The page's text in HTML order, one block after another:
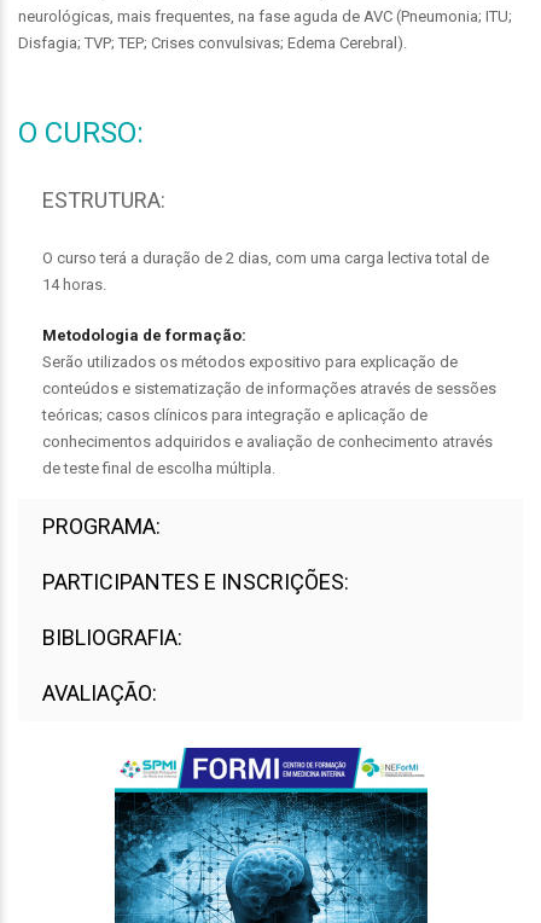
neurológicas, mais frequentes, na fase aguda de AVC (Pneumonia; ITU;
Disfagia; TVP; TEP; Crises convulsivas; Edema Cerebral).
O CURSO:
ESTRUTURA:
O curso terá a duração de 2 dias, com uma carga lectiva total de
14 horas.
Metodologia de formação:
Serão utilizados os métodos expositivo para explicação de
conteúdos e sistematização de informações através de sessões
teóricas; casos clínicos para integração e aplicação de
conhecimentos adquiridos e avaliação de conhecimento através
de teste final de escolha múltipla.
PROGRAMA:
PARTICIPANTES E INSCRIÇÕES:
BIBLIOGRAFIA:
AVALIAÇÃO: